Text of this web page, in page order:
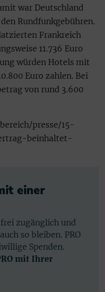
war Deutschland
Rundfunkgebühren.
Frankreich
11.736 Euro
würden Hotels mit
Euro zahlen. Bei
von rund 3.600
presse/15-
beinhaltet-
einer
zugänglich und
so bleiben. PRO
Spenden.
mit Ihrer